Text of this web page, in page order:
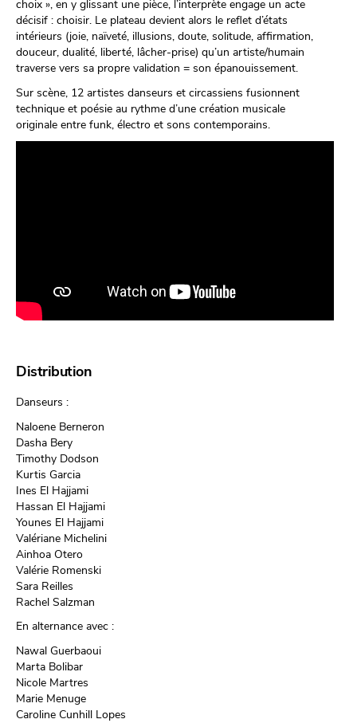
choix », en y glissant une pièce, l’interprète engage un acte
décisif : choisir. Le plateau devient alors le reflet d’états
intérieurs (joie, naïveté, illusions, doute, solitude, affirmation,
douceur, dualité, liberté, lâcher-prise) qu’un artiste/humain
traverse vers sa propre validation = son épanouissement.
Sur scène, 12 artistes danseurs et circassiens fusionnent
technique et poésie au rythme d’une création musicale
originale entre funk, électro et sons contemporains.
Distribution
Danseurs :
Naloene Berneron
Dasha Bery
Timothy Dodson
Kurtis Garcia
Ines El Hajjami
Hassan El Hajjami
Younes El Hajjami
Valériane Michelini
Ainhoa Otero
Valérie Romenski
Sara Reilles
Rachel Salzman
En alternance avec :
Nawal Guerbaoui
Marta Bolibar
Nicole Martres
Marie Menuge
Caroline Cunhill Lopes